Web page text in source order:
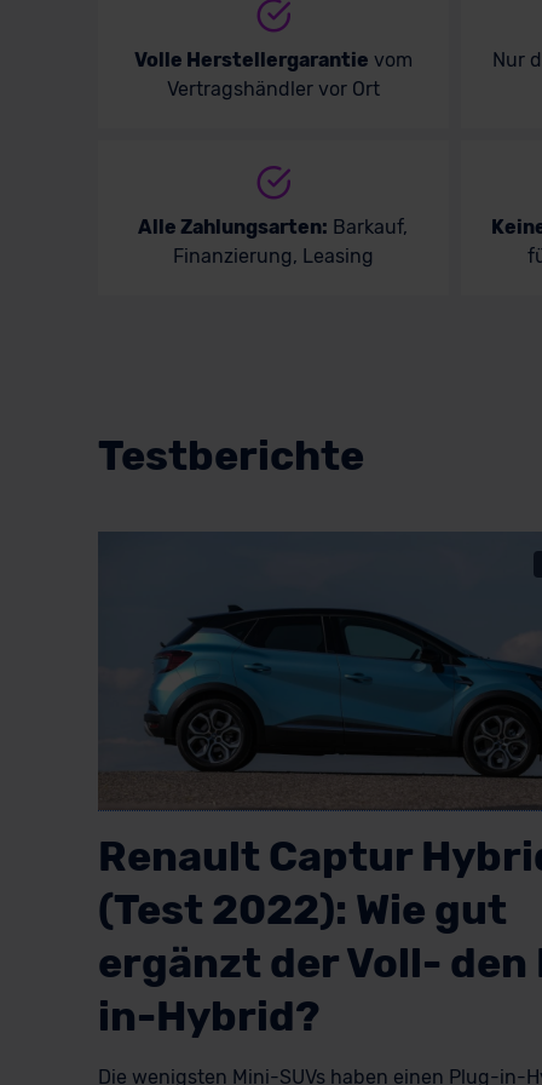
Volle Herstellergarantie vom
Vertragshändler vor Ort
Nur
Alle Zahlungsarten: Barkauf,
Finanzierung, Leasing
Testberichte
Renault Captur
(Test 2022): Wie gut
ergänzt der Voll- den
in-Hybrid?
Die wenigsten Mini-SUVs haben einen Plug-in-